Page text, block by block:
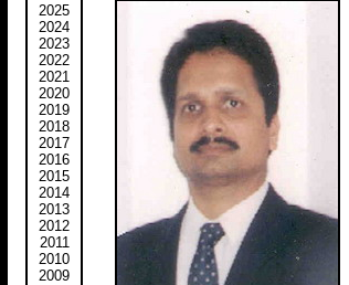
2025
2024
2023
2022
2021
2020
2019
2018
2017
2016
2015
2014
2013
2012
2011
2010
2009